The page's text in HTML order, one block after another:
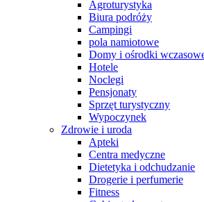
Agroturystyka
Biura podróży
Campingi
pola namiotowe
Domy i ośrodki
Hotele
Noclegi
Pensjonaty
Sprzęt turystyczny
Wypoczynek
Zdrowie i uroda
Apteki
Centra medyczne
Dietetyka i odchudzanie
Drogerie i perfumerie
Fitness